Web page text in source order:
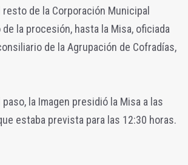
de la Corporación Municipal
la procesión, hasta la Misa, oficiada
de la Agrupación de Cofradías,
la Imagen presidió la Misa a las
estaba prevista para las 12:30 horas.